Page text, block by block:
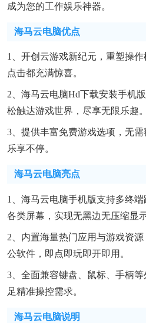
成为您的工作娱乐神器。
海马云电脑优点
1、开创云游戏新纪元，重塑操
点击都充满惊喜。
2、海马云电脑hd下载安装手机
松触达游戏世界，尽享无限乐趣。
3、提供丰富免费游戏选项，无需
乐享不停。
海马云电脑亮点
1、海马云电脑手机版支持多终
各类屏幕，实现无黑边无压缩显示
2、内置海量热门应用与游戏资
公软件，即点即玩即开即用。
3、全面兼容键盘、鼠标、手柄
足精准操控需求。
海马云电脑说明